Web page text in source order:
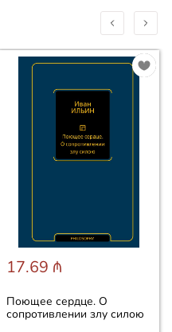
17.69 ₼
Поющее сердце. О
сопротивлении злу силою